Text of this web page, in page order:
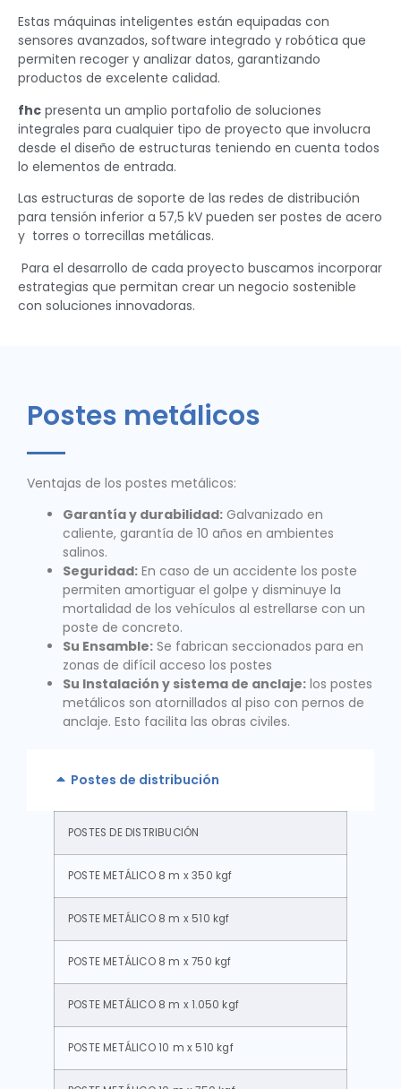
Estas máquinas inteligentes están equipadas con
sensores avanzados, software integrado y robótica que
permiten recoger y analizar datos, garantizando
productos de excelente calidad.
fhc presenta un amplio portafolio de soluciones
integrales para cualquier tipo de proyecto que involucra
desde el diseño de estructuras teniendo en cuenta todos
lo elementos de entrada.
Las estructuras de soporte de las redes de distribución
para tensión inferior a 57,5 kV pueden ser postes de acero
y torres o torrecillas metálicas.
Para el desarrollo de cada proyecto buscamos incorporar
estrategias que permitan crear un negocio sostenible
con soluciones innovadoras.
Postes metálicos
Ventajas de los postes metálicos:
Garantía y durabilidad: Galvanizado en
caliente, garantía de 10 años en ambientes
salinos.
Seguridad: En caso de un accidente los poste
permiten amortiguar el golpe y disminuye la
mortalidad de los vehículos al estrellarse con un
poste de concreto.
Su Ensamble: Se fabrican seccionados para en
zonas de difícil acceso los postes
Su Instalación y sistema de anclaje: los postes
metálicos son atornillados al piso con pernos de
anclaje. Esto facilita las obras civiles.
Postes de distribución
POSTES DE DISTRIBUCIÓN
POSTE METÁLICO 8 m x 350 kgf
POSTE METÁLICO 8 m x 510 kgf
POSTE METÁLICO 8 m x 750 kgf
POSTE METÁLICO 8 m x 1.050 kgf
POSTE METÁLICO 10 m x 510 kgf